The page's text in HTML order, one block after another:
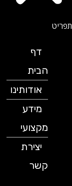
הבית
אודותינו
מידע
מקצועי
יצירת
קשר